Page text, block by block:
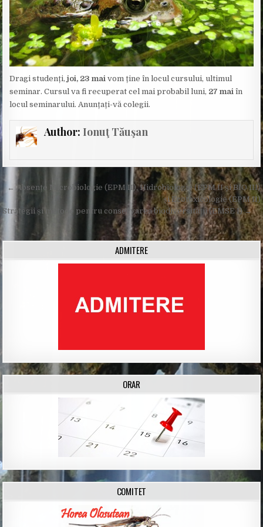
Dragi studenți,joi, 23 mai vom ține în locul cursului, ultimul
seminar. Cursul va fi recuperat cel mai probabil luni, 27 mai în
locul seminarului. Anunțați-vă colegii.
Author: Ionuţ Tăuşan
Post
navigation
← Absențe Microbiologie (EPM II), Hidrobiologie (EPM II și BIO III)
și Ecotoxicologie (EPM II)
Strategii și metode pentru conservarea biodiversității (EMSE I) →
ADMITERE
ORAR
COMITET